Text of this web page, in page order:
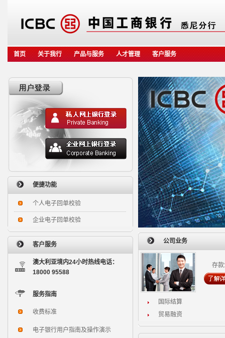
首页 关于我行 产品与服务 人才管理 客户服务
便捷功能
个人电子回单校验
企业电子回单校验
客户服务
澳大利亚境内24小时热线电话：
18000 95588
服务指南
收费标准
电子银行用户指南及操作演示
公司业务
存
国际结算
贸易融资